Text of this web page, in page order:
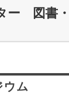
ー 図書
ウム